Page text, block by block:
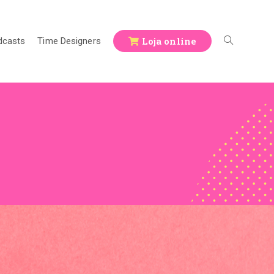
Time Designers Loja online